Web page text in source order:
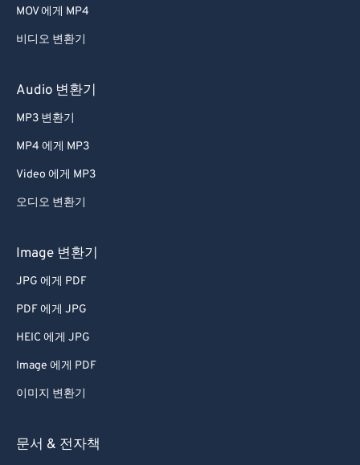
MOV 에게 MP4
비디오 변환기
Audio 변환기
MP3 변환기
MP4 에게 MP3
Video 에게 MP3
오디오 변환기
Image 변환기
JPG 에게 PDF
PDF 에게 JPG
HEIC 에게 JPG
Image 에게 PDF
이미지 변환기
문서 & 전자책